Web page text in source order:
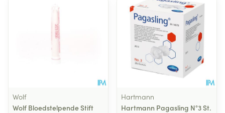
Wolf
Wolf Bloedstelpende Stift
Hartmann
Hartmann Pagasling N°3 St.